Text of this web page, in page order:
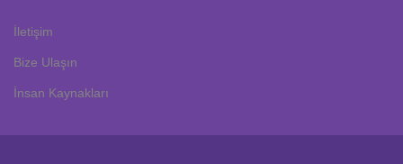
İletişim
Bize Ulaşın
İnsan Kaynakları